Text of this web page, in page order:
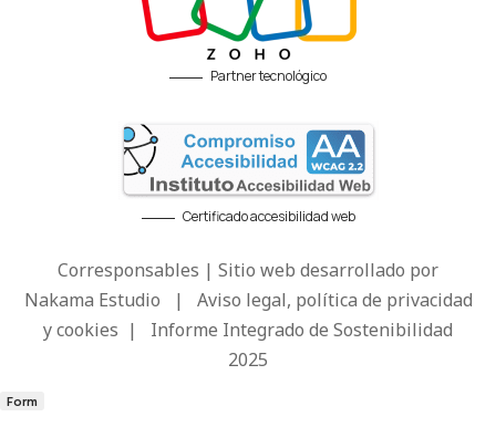
Partner tecnológico
Certificado accesibilidad web
Corresponsables | Sitio web desarrollado por
Nakama Estudio | Aviso legal, política de privacidad
y cookies | Informe Integrado de Sostenibilidad
2025
Form